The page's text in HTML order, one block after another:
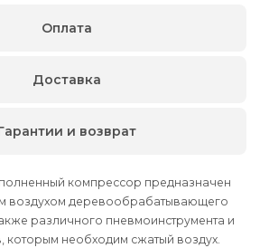
компрессор предназначен
воздухом деревообрабатывающего
различного пневмоинструмента и
которым необходим сжатый воздух.
Оплата
Доставка
и возврат